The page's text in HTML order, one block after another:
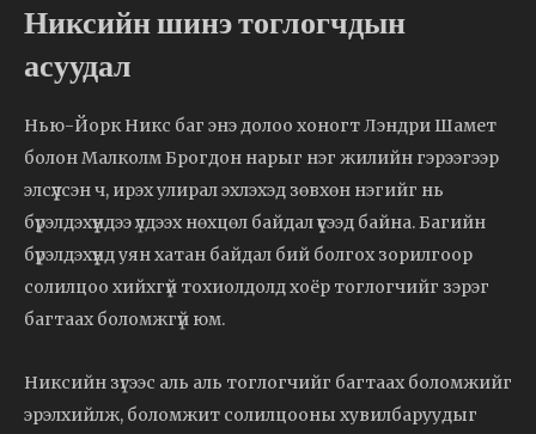
Никсийн шинэ тоглогчдын
асуудал
Нью-Йорк Никс баг энэ долоо хоногт Лэндри Шамет
болон Малколм Брогдон нарыг нэг жилийн гэрээгээр
элсүүлсэн ч, ирэх улирал эхлэхэд зөвхөн нэгийг нь
бүрэлдэхүүндээ үлдээх нөхцөл байдал үүсээд байна. Багийн
бүрэлдэхүүнд уян хатан байдал бий болгох зорилгоор
солилцоо хийхгүй тохиолдолд хоёр тоглогчийг зэрэг
багтаах боломжгүй юм.
Никсийн зүгээс аль аль тоглогчийг багтаах боломжийг
эрэлхийлж, боломжит солилцооны хувилбаруудыг